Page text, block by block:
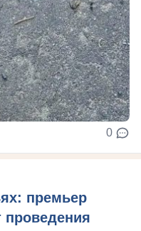
0
премьер
проведения